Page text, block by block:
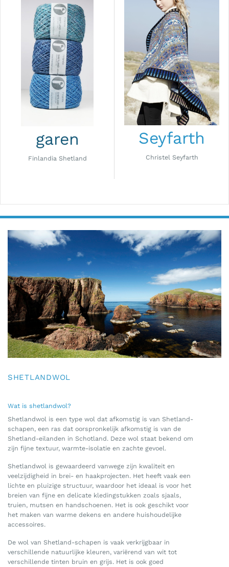
garen
Finlandia Shetland
Seyfarth
Christel Seyfarth
SHETLANDWOL
Wat is shetlandwol?
Shetlandwol is een type wol dat afkomstig is van Shetland-
schapen, een ras dat oorspronkelijk afkomstig is van de
Shetland-eilanden in Schotland. Deze wol staat bekend om
zijn fijne textuur, warmte-isolatie en zachte gevoel.
Shetlandwol is gewaardeerd vanwege zijn kwaliteit en
veelzijdigheid in brei- en haakprojecten. Het heeft vaak een
lichte en pluizige structuur, waardoor het ideaal is voor het
breien van fijne en delicate kledingstukken zoals sjaals,
truien, mutsen en handschoenen. Het is ook geschikt voor
het maken van warme dekens en andere huishoudelijke
accessoires.
De wol van Shetland-schapen is vaak verkrijgbaar in
verschillende natuurlijke kleuren, variërend van wit tot
verschillende tinten bruin en grijs. Het is ook goed